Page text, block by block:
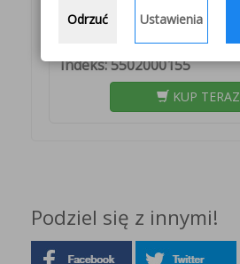
Indeks: 5502000155
KUP TERAZ
Podziel się z innymi!
Odrzuć Ustawienia